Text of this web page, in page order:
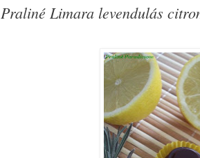
Praliné Limara levendulás